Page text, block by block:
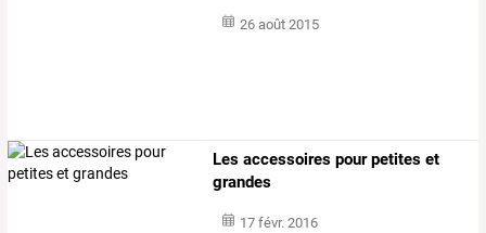
26 août 2015
Les accessoires pour petites et
grandes
17 févr. 2016